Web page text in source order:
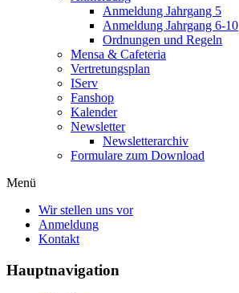
Anmeldung Jahrgang 5
Anmeldung Jahrgang 6-10
Ordnungen und Regeln
Mensa & Cafeteria
Vertretungsplan
IServ
Fanshop
Kalender
Newsletter
Newsletterarchiv
Formulare zum Download
Menü
Wir stellen uns vor
Anmeldung
Kontakt
Hauptnavigation